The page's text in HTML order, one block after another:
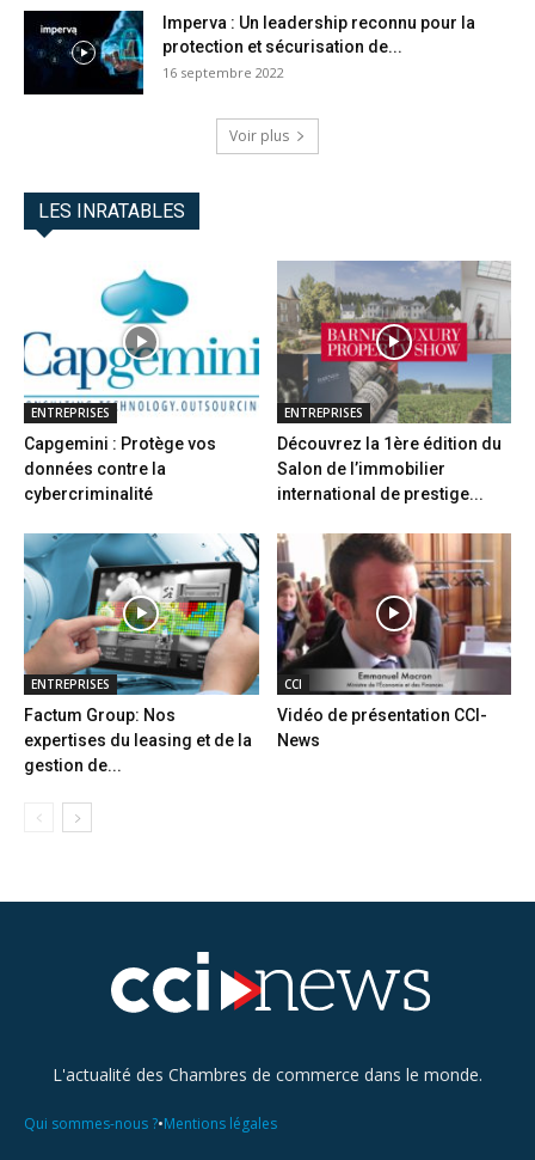
Imperva : Un leadership reconnu pour la
protection et sécurisation de...
16 septembre 2022
Voir plus
LES INRATABLES
ENTREPRISES
Capgemini : Protège vos
données contre la
cybercriminalité
ENTREPRISES
Découvrez la 1ère édition du
Salon de l’immobilier
international de prestige...
ENTREPRISES
Factum Group: Nos
expertises du leasing et de la
gestion de...
CCI
Vidéo de présentation CCI-
News
L'actualité des Chambres de commerce dans le monde.
Qui sommes-nous ?•Mentions légales